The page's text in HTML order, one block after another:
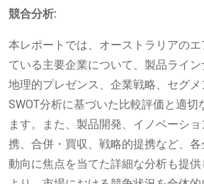
競合分析:
本レポートでは、オーストラリアの
ている主要企業について、製品ライン
地理的プレゼンス、企業戦略、セグメ
SWOT分析に基づいた比較評価と適切
ます。また、製品開発、イノベーシ
携、合併・買収、戦略的提携など、
動向に焦点を当てた詳細な分析も提